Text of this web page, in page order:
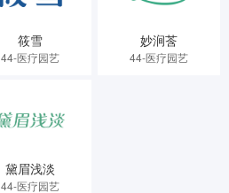
筱雪
44-医疗园艺
妙涧莟
44-医疗园艺
黛眉浅淡
44-医疗园艺